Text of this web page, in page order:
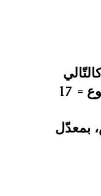
الدروس الخصوصية = 30 ساعة، بمعدّل حصتين في الأسبوع = 17
الدروس، بمعدّل